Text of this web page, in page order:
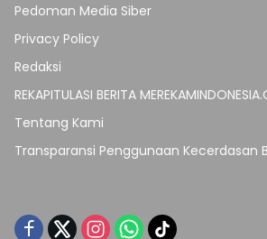
Pedoman Media Siber
Privacy Policy
Redaksi
REKAPITULASI BERITA
Tentang Kami
Transparansi Penggunaan Kecerdasan